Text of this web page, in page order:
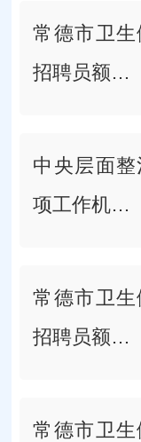
常德市卫
招聘员额…
中央层面
项工作机…
常德市卫
招聘员额…
常德市卫